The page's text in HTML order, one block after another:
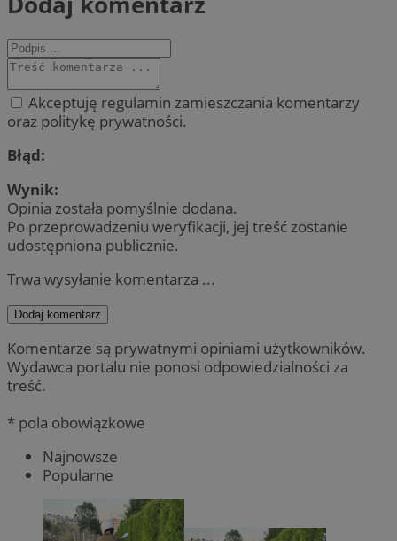
Akceptuję regulamin zamieszczania komentarzy
oraz politykę prywatności.
Błąd:
Wynik:
Opinia została pomyślnie dodana.
Po przeprowadzeniu weryfikacji, jej treść zostanie
udostępniona publicznie.
Trwa wysyłanie komentarza ...
Dodaj komentarz
Komentarze są prywatnymi opiniami użytkowników.
Wydawca portalu nie ponosi odpowiedzialności za
treść.
* pola obowiązkowe
Najnowsze
Popularne